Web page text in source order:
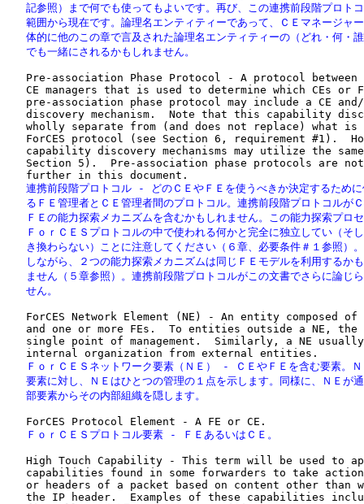
記参照）まで何でも使ってもよいです。再び、この連携前段階プロト
範囲から現在です。論理名エンティティーであって、ＣＥマネージャ
体的に他のこの章で言及された論理名エンティティーの（どれ・何・
   でも一緒にされるかもしれません。
Pre-association Phase Protocol - A protocol between
CE managers that is used to determine which CEs or
pre-association phase protocol may include a CE
discovery mechanism.  Note that this capability
wholly separate from (and does not replace) what is
ForCES protocol (see Section 6, requirement #1).
capability discovery mechanisms may utilize the
Section 5).  Pre-association phase protocols are
連携前段階プロトコル - どのＣＥやＦＥを使うべきか決定するため
るＦＥ管理者とＣＥ管理者間のプロトコル。連携前段階プロトコルが
ＦＥの能力探索メカニズムを含むかもしれません。この能力探索プロ
ＦｏｒＣＥＳプロトコルの中で使われる何かと完全に独立してい（そ
き換わらない）ことに注意してください（６章、必要条件＃１参照）
しながら、２つの能力探索メカニズムは同じＦＥモデルを利用するか
ません（５章参照）。連携前段階プロトコルがこの文書でさらに論じ
   せん。
ForCES Network Element (NE) - An entity composed of
and one or more FEs.  To entities outside a NE, the
single point of management.  Similarly, a NE
ＦｏｒＣＥＳネットワーク要素（ＮＥ） - ＣＥやＦＥを含む要素。
要素に対し、ＮＥはひとつの管理の１点を示します。同様に、ＮＥが
   部要素からその内部組織を隠します。
   ＦｏｒＣＥＳプロトコル要素 - ＦＥあるいはＣＥ。
High Touch Capability - This term will be used to
capabilities found in some forwarders to take
or headers of a packet based on content other than
the IP header.  Examples of these capabilities